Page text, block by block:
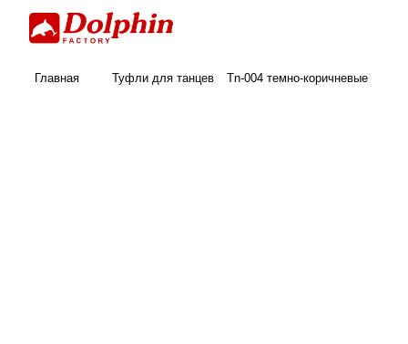
Главная Туфли для танцев Tn-004 темно-коричневые